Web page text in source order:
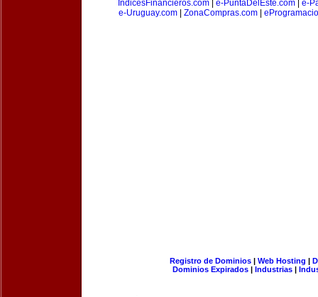
IndicesFinancieros.com
e-PuntaDelEste.com
e-
e-Uruguay.com
ZonaCompras.com
Registro de Dominios| Web Hosting |
Dominios Expirados | Industrias |